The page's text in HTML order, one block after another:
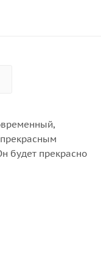
будет прекрасно